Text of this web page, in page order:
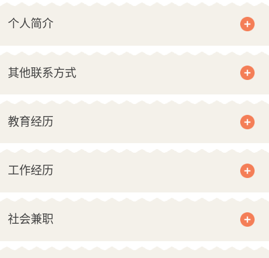
个人简介
其他联系方式
教育经历
工作经历
社会兼职